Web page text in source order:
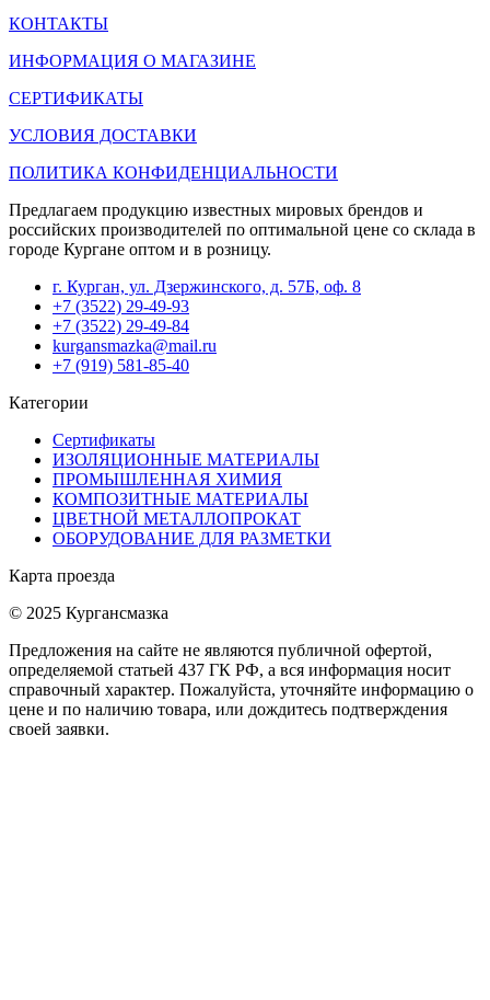
КОНТАКТЫ
ИНФОРМАЦИЯ О МАГАЗИНЕ
СЕРТИФИКАТЫ
УСЛОВИЯ ДОСТАВКИ
ПОЛИТИКА КОНФИДЕНЦИАЛЬНОСТИ
Предлагаем продукцию известных мировых брендов и
российских производителей по оптимальной цене со склада в
городе Кургане оптом и в розницу.
г. Курган, ул. Дзержинского, д. 57Б, оф. 8
+7 (3522) 29-49-93
+7 (3522) 29-49-84
kurgansmazka@mail.ru
+7 (919) 581-85-40
Категории
Сертификаты
ИЗОЛЯЦИОННЫЕ МАТЕРИАЛЫ
ПРОМЫШЛЕННАЯ ХИМИЯ
КОМПОЗИТНЫЕ МАТЕРИАЛЫ
ЦВЕТНОЙ МЕТАЛЛОПРОКАТ
ОБОРУДОВАНИЕ ДЛЯ РАЗМЕТКИ
Карта проезда
© 2025 Кургансмазка
Предложения на сайте не являются публичной офертой,
определяемой статьей 437 ГК РФ, а вся информация носит
справочный характер. Пожалуйста, уточняйте информацию о
цене и по наличию товара, или дождитесь подтверждения
своей заявки.